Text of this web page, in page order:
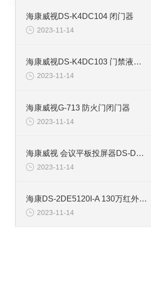
海康威视DS-K4DC104 闭门器
2023-11-14
海康威视DS-K4DC103 门禁液压闭门器
2023-11-14
海康威视G-713 防火门闭门器
2023-11-14
海康威视 会议平板投屏器DS-D5AW2/Q
2023-11-14
海康DS-2DE5120I-A 130万红外高清网络球型摄像机
2023-11-14